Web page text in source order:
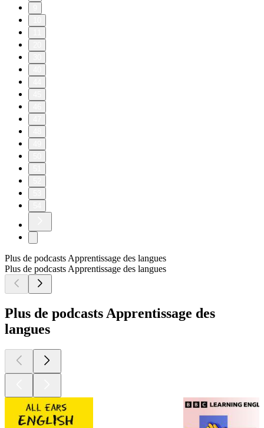
Plus de podcasts Apprentissage des langues
Plus de podcasts Apprentissage des langues
Plus de podcasts Apprentissage des
langues